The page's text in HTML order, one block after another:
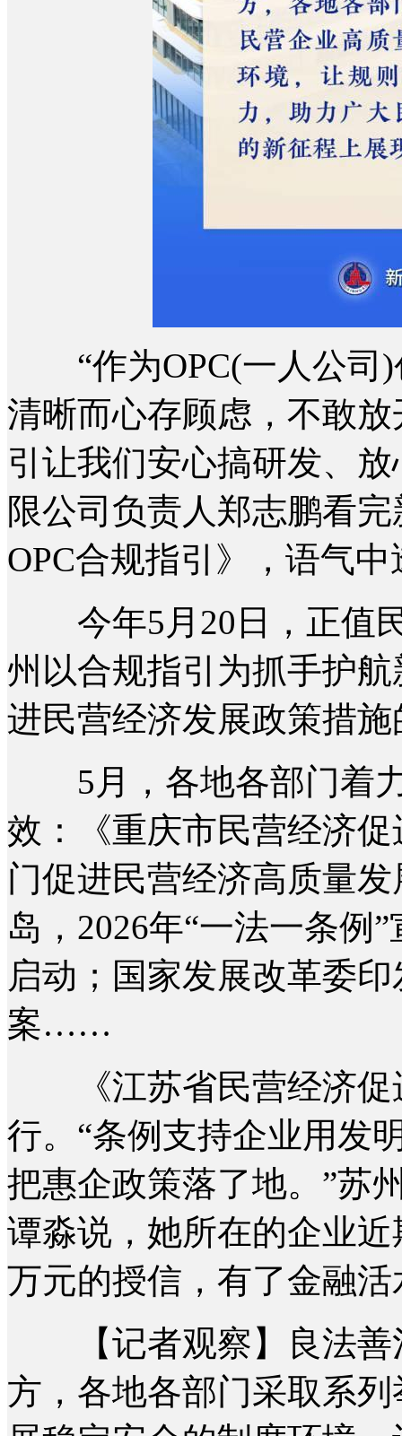
“作为OPC(一人公司)
清晰而心存顾虑，不敢
引让我们安心搞研发、
限公司负责人郑志鹏看
OPC合规指引》，语气
今年5月20日，正值民
州以合规指引为抓手护
进民营经济发展政策措
5月，各地各部门着力
效：《重庆市民营经济
门促进民营经济高质量
岛，2026年“一法一条例
启动；国家发展改革委
案……
《江苏省民营经济促
行。“条例支持企业用发
把惠企政策落了地。”苏
谭淼说，她所在的企业
万元的授信，有了金融
【记者观察】良法善
方，各地各部门采取系